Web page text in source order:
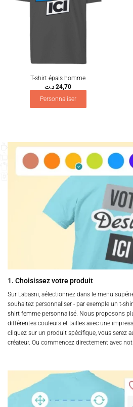
T-shirt épais homme
24,70 د.ت
Personnaliser
1. Choisissez votre produit
Sur Labasni, sélectionnez dans le menu
souhaitez personnaliser - par exemple un t-
shirt femme personnalisé. Nous proposons
différentes couleurs et tailles avec une
cliquez sur un produit spécifique, vous serez
créateur. Ou commencez directement avec